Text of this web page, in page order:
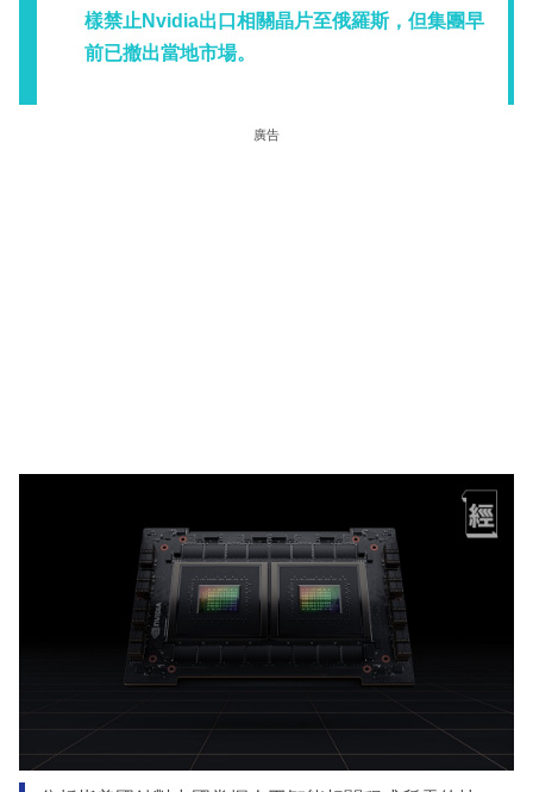
樣禁止Nvidia出口相關晶片至俄羅斯，但集團早
前已撤出當地市場。
廣告